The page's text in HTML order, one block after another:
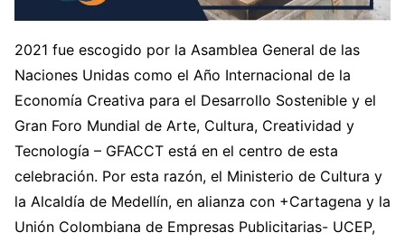
2021 fue escogido por la Asamblea General de las
Naciones Unidas como el Año Internacional de la
Economía Creativa para el Desarrollo Sostenible y el
Gran Foro Mundial de Arte, Cultura, Creatividad y
Tecnología – GFACCT está en el centro de esta
celebración. Por esta razón, el Ministerio de Cultura y
la Alcaldía de Medellín, en alianza con +Cartagena y la
Unión Colombiana de Empresas Publicitarias- UCEP,